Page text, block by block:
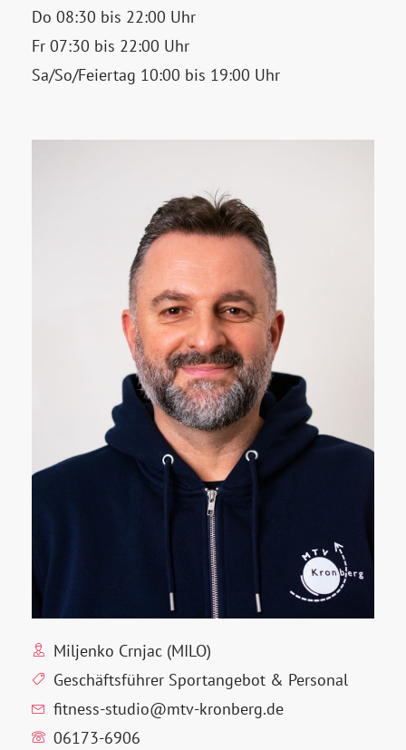
Do 08:30 bis 22:00 Uhr
Fr 07:30 bis 22:00 Uhr
Sa/So/Feiertag 10:00 bis 19:00 Uhr
Miljenko Crnjac (MILO)
Geschäftsführer Sportangebot & Personal
fitness-studio@mtv-kronberg.de
06173-6906